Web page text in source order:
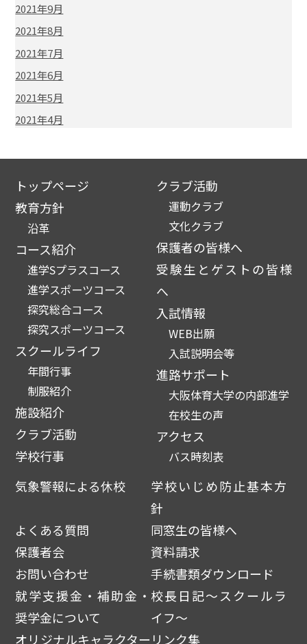
2021年9月
2021年8月
2021年7月
2021年6月
2021年5月
2021年4月
トップページ
教育方針
沿革
コース紹介
進学Sプラスコース
進学スポーツコース
探究総合コース
探究スポーツコース
スクールライフ
年間行事
制服紹介
施設紹介
クラブ活動
学校行事
クラブ活動
運動クラブ
文化クラブ
保護者の皆様へ
受験生とゲストの皆様
へ
入試情報
WEB出願
入試説明会等
進路サポート
大阪体育大学の内部進学
在校生の声
アクセス
バス時刻表
気象警報による休校
学校いじめ防止基本方
針
よくある質問
同窓生の皆様へ
保護者会
資料請求
お問い合わせ
手続書類ダウンロード
就学支援金・補助金・
奨学金について
校長日記～スクールラ
イフ～
オリジナルキャラクター リンク集